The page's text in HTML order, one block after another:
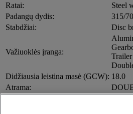
Ratai:
Steel
Padangų dydis:
315/
Stabdžiai:
Disc
Važiuoklės įranga:
Didžiausia leistina masė (GCW): 18.0
Atrama: